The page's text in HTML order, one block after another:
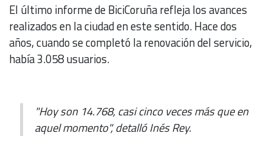
El último informe de BiciCoruña refleja los avances
realizados en la ciudad en este sentido. Hace dos
años, cuando se completó la renovación del servicio,
había 3.058 usuarios.
"Hoy son 14.768, casi cinco veces más que en
aquel momento", detalló Inés Rey.